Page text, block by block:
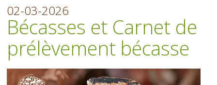
02-03-2026
Bécasses et Carnet de
prélèvement bécasse